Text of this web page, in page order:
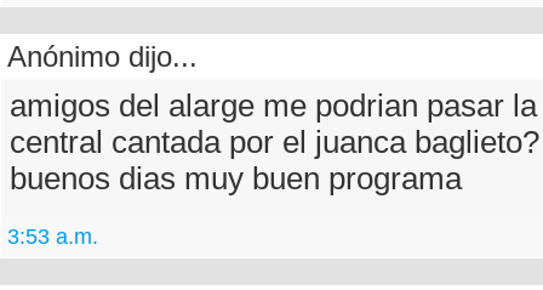
Anónimo dijo...
amigos del alarge me podrian pasar
central cantada por el juanca
buenos dias muy buen programa
3:53 a.m.